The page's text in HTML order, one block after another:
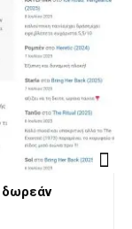
δωρεάν